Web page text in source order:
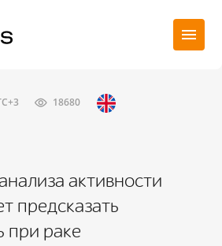
18680
активности
предсказать
при раке